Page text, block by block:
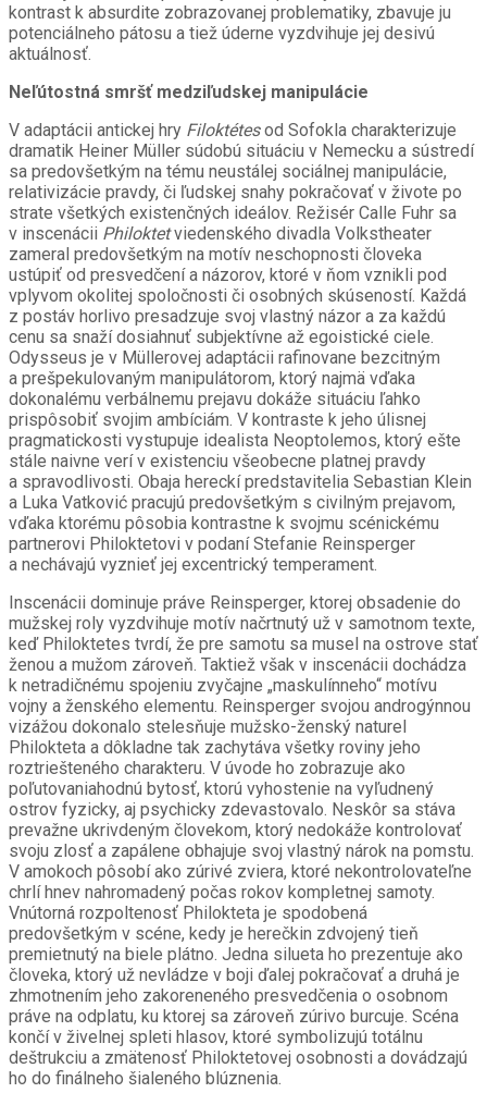
kontrast k absurdite zobrazovanej problematiky, zbavuje ju
potenciálneho pátosu a tiež úderne vyzdvihuje jej desivú
aktuálnosť.
Neľútostná smršť medziľudskej manipulácie
V adaptácii antickej hry Filoktétesod Sofokla charakterizuje
dramatik Heiner Müller súdobú situáciu v Nemecku a sústredí
sa predovšetkým na tému neustálej sociálnej manipulácie,
relativizácie pravdy, či ľudskej snahy pokračovať v živote po
strate všetkých existenčných ideálov. Režisér Calle Fuhr sa
v inscenácii Philoktetviedenského divadla Volkstheater
zameral predovšetkým na motív neschopnosti človeka
ustúpiť od presvedčení a názorov, ktoré v ňom vznikli pod
vplyvom okolitej spoločnosti či osobných skúseností. Každá
z postáv horlivo presadzuje svoj vlastný názor a za každú
cenu sa snaží dosiahnuť subjektívne až egoistické ciele.
Odysseus je v Müllerovej adaptácii rafinovane bezcitným
a prešpekulovaným manipulátorom, ktorý najmä vďaka
dokonalému verbálnemu prejavu dokáže situáciu ľahko
prispôsobiť svojim ambíciám. V kontraste k jeho úlisnej
pragmatickosti vystupuje idealista Neoptolemos, ktorý ešte
stále naivne verí v existenciu všeobecne platnej pravdy
a spravodlivosti. Obaja hereckí predstavitelia Sebastian Klein
a Luka Vatković pracujú predovšetkým s civilným prejavom,
vďaka ktorému pôsobia kontrastne k svojmu scénickému
partnerovi Philoktetovi v podaní Stefanie Reinsperger
a nechávajú vyznieť jej excentrický temperament.
Inscenácii dominuje práve Reinsperger, ktorej obsadenie do
mužskej roly vyzdvihuje motív načrtnutý už v samotnom texte,
keď Philoktetes tvrdí, že pre samotu sa musel na ostrove stať
ženou a mužom zároveň. Taktiež však v inscenácii dochádza
k netradičnému spojeniu zvyčajne „maskulínneho“ motívu
vojny a ženského elementu. Reinsperger svojou androgýnnou
vizážou dokonalo stelesňuje mužsko-ženský naturel
Philokteta a dôkladne tak zachytáva všetky roviny jeho
roztriešteného charakteru. V úvode ho zobrazuje ako
poľutovaniahodnú bytosť, ktorú vyhostenie na vyľudnený
ostrov fyzicky, aj psychicky zdevastovalo. Neskôr sa stáva
prevažne ukrivdeným človekom, ktorý nedokáže kontrolovať
svoju zlosť a zapálene obhajuje svoj vlastný nárok na pomstu.
V amokoch pôsobí ako zúrivé zviera, ktoré nekontrolovateľne
chrlí hnev nahromadený počas rokov kompletnej samoty.
Vnútorná rozpoltenosť Philokteta je spodobená
predovšetkým v scéne, kedy je herečkin zdvojený tieň
premietnutý na biele plátno. Jedna silueta ho prezentuje ako
človeka, ktorý už nevládze v boji ďalej pokračovať a druhá je
zhmotnením jeho zakoreneného presvedčenia o osobnom
práve na odplatu, ku ktorej sa zároveň zúrivo burcuje. Scéna
končí v živelnej spleti hlasov, ktoré symbolizujú totálnu
deštrukciu a zmätenosť Philoktetovej osobnosti a dovádzajú
ho do finálneho šialeného blúznenia.